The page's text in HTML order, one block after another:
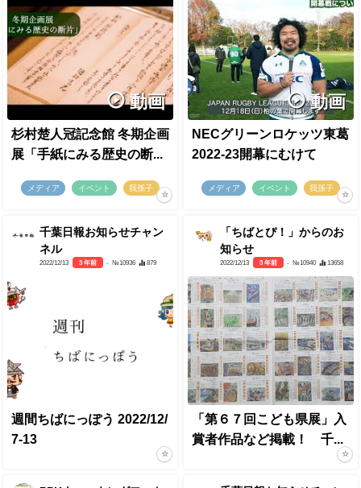
動画
杉村楚人冠記念館 冬期企画
展「手紙にみる歴史の断...
メディア イベント 我孫子
動画
NECグリーンロケッツ東葛
2022-23開幕にむけて
メディア イベント 我孫子
千葉日報お知らせチャン
ネル
2022/12/13 3 年前 - №10936 879
週間ちばにっぽう 2022/12/
7-13
「ちばとぴ！」からのお
知らせ
2022/12/13 3 年前 - №10940 13658
「第６７回こども県展」入
賞者作品など掲載！ 千...